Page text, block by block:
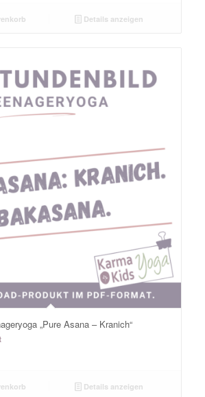
Details anzeigen
„Pure Asana – Kranich“
Details anzeigen